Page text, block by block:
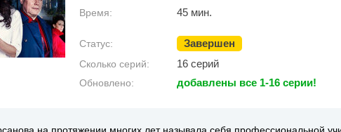
Время: 45 мин.
Статус: Завершен
Сколько серий: 16 серий
Обновлено: добавлены все 1-16 серии!